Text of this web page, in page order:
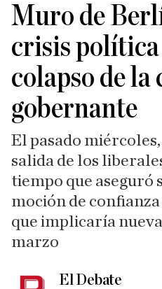
Muro de
crisis política
colapso de
gobernante
El pasado
salida de los
tiempo que aseguró
moción de confianza
que implicaría
marzo
El Debate